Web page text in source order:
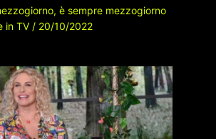
, è sempre mezzogiorno
in TV/ 20/10/2022